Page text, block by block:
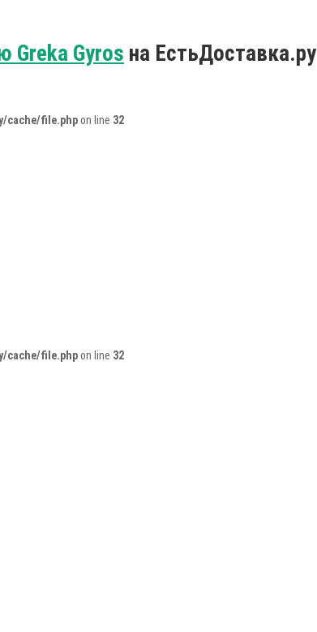
Greka Gyros на ЕстьДоставка.ру
cache/file.phpon line 32
cache/file.phpon line 32